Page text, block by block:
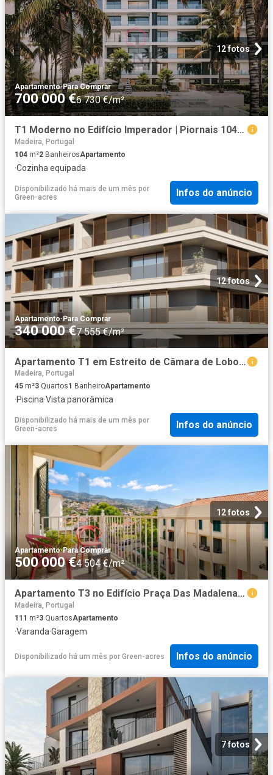
12 fotos
Apartamento·Para Comprar
700 000 €6 730 €/m²
T1 Moderno no Edifício Imperador | Piornais 104m² São Martinho
Madeira, Portugal
104 m²2 BanheirosApartamento
·Cozinha equipada
Disponibilizado há mais de um mês por
Green-acres
Infos do anúncio
12 fotos
Apartamento·Para Comprar
340 000 €7 555 €/m²
Apartamento T1 em Estreito de Câmara de Lobos de 45,00 m² 45m² Estreito De Câmara De Lobos
Madeira, Portugal
45 m²3 Quartos1 BanheiroApartamento
·Piscina·Vista panorâmica
Disponibilizado há mais de um mês por
Green-acres
Infos do anúncio
12 fotos
Apartamento·Para Comprar
500 000 €4 504 €/m²
Apartamento T3 no Edifício Praça Das Madalenas! 111m² Santo António Funchal
Madeira, Portugal
111 m²3 QuartosApartamento
·Varanda·Garagem
Disponibilizado há um mês por Green-acres Infos do anúncio
7 fotos